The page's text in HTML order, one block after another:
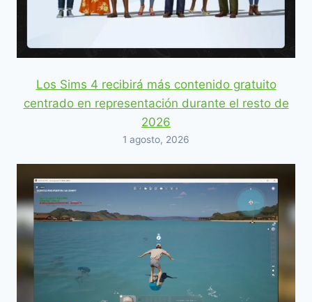
Los Sims 4 recibirá más contenido gratuito
centrado en representación durante el resto de
2026
1 agosto, 2026